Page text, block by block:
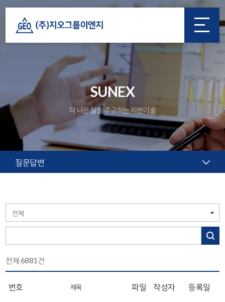
SUNEX
더 나은 삶을 추구하는 지반기술
질문답변
전체6881 건
번호 제목 파일 작성자 등록일